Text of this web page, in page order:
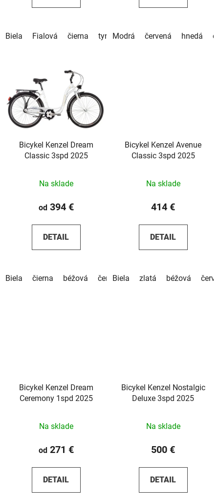
Biela Fialová čierna tyrkysová béžová pistáciová
Modrá červená hnedá
Bicykel Kenzel Dream
Classic 3spd 2025
Na sklade
od394 €
DETAIL
Biela čierna béžová červená hnedá
Bicykel Kenzel Avenue
Classic 3spd 2025
Na sklade
414 €
DETAIL
Biela zlatá béžová
Bicykel Kenzel Dream
Ceremony 1spd 2025
Na sklade
od271 €
DETAIL
Bicykel Kenzel Nostalgic
Deluxe 3spd 2025
Na sklade
500 €
DETAIL